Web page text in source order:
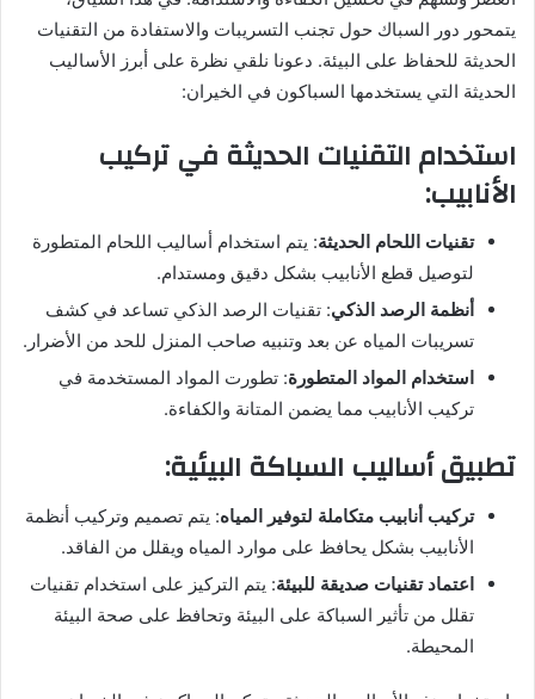
يتمحور دور السباك حول تجنب التسريبات والاستفادة من التقنيات
الحديثة للحفاظ على البيئة. دعونا نلقي نظرة على أبرز الأساليب
الحديثة التي يستخدمها السباكون في الخيران:
استخدام التقنيات الحديثة في تركيب
الأنابيب:
تقنيات اللحام الحديثة: يتم استخدام أساليب اللحام المتطورة
لتوصيل قطع الأنابيب بشكل دقيق ومستدام.
أنظمة الرصد الذكي: تقنيات الرصد الذكي تساعد في كشف
تسريبات المياه عن بعد وتنبيه صاحب المنزل للحد من الأضرار.
استخدام المواد المتطورة: تطورت المواد المستخدمة في
تركيب الأنابيب مما يضمن المتانة والكفاءة.
تطبيق أساليب السباكة البيئية:
تركيب أنابيب متكاملة لتوفير المياه: يتم تصميم وتركيب أنظمة
الأنابيب بشكل يحافظ على موارد المياه ويقلل من الفاقد.
اعتماد تقنيات صديقة للبيئة: يتم التركيز على استخدام تقنيات
تقلل من تأثير السباكة على البيئة وتحافظ على صحة البيئة
المحيطة.